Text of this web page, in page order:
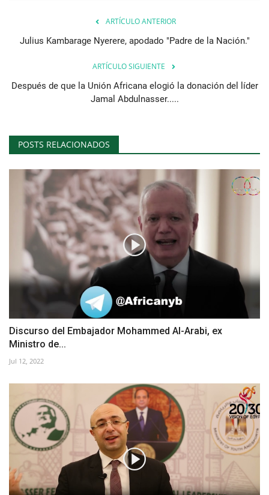
Líderes
Los patrocinios
Galería
Lengua
English Swahili
Arabic
ARTÍCULO ANTERIOR
Julius Kambarage Nyerere, apodado "Padre de la Nación."
ARTÍCULO SIGUIENTE
Después de que la Unión Africana elogió la donación del líder
Jamal Abdulnasser.....
POSTS RELACIONADOS
Discurso del Embajador Mohammed Al-Arabi, ex
Ministro de...
Jul 12, 2022